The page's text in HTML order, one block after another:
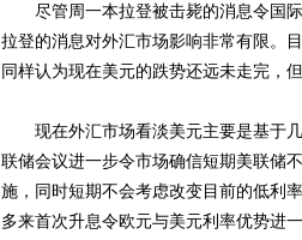
尽管周一本拉登被击毙的消息令国际
拉登的消息对外汇市场影响非常有限。
同样认为现在美元的跌势还远未走完，
现在外汇市场看淡美元主要是基于几
联储会议进一步令市场确信短期美联储
施，同时短期不会考虑改变目前的低利
多来首次升息令欧元与美元利率优势进